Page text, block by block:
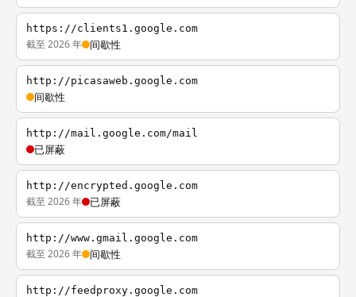
https://clients1.google.com
截至 2026 年 间歇性
http://picasaweb.google.com
间歇性
http://mail.google.com/mail
已屏蔽
http://encrypted.google.com
截至 2026 年 已屏蔽
http://www.gmail.google.com
截至 2026 年 间歇性
http://feedproxy.google.com